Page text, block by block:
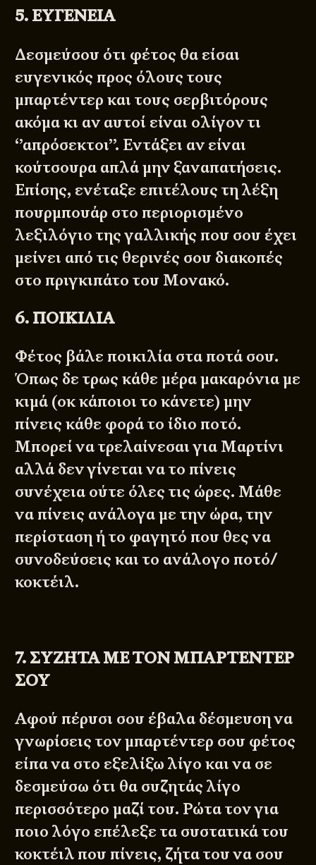
5. ΕΥΓΕΝΕΙΑ
Δεσμεύσου ότι φέτος θα είσαι
ευγενικός προς όλους τους
μπαρτέντερ και τους σερβιτόρους
ακόμα κι αν αυτοί είναι ολίγον τι
‘’απρόσεκτοι’’. Εντάξει αν είναι
κούτσουρα απλά μην ξαναπατήσεις.
Επίσης, ενέταξε επιτέλους τη λέξη
πουρμπουάρ στο περιορισμένο
λεξιλόγιο της γαλλικής που σου έχει
μείνει από τις θερινές σου διακοπές
στο πριγκιπάτο του Μονακό.
6. ΠΟΙΚΙΛΙΑ
Φέτος βάλε ποικιλία στα ποτά σου.
Όπως δε τρως κάθε μέρα μακαρόνια με
κιμά (οκ κάποιοι το κάνετε) μην
πίνεις κάθε φορά το ίδιο ποτό.
Μπορεί να τρελαίνεσαι για Μαρτίνι
αλλά δεν γίνεται να το πίνεις
συνέχεια ούτε όλες τις ώρες. Μάθε
να πίνεις ανάλογα με την ώρα, την
περίσταση ή το φαγητό που θες να
συνοδεύσεις και το ανάλογο ποτό/
κοκτέιλ.
7. ΣΥΖΗΤΑ ΜΕ ΤΟΝ ΜΠΑΡΤΕΝΤΕΡ
ΣΟΥ
Αφού πέρυσι σου έβαλα δέσμευση να
γνωρίσεις τον μπαρτέντερ σου φέτος
είπα να στο εξελίξω λίγο και να σε
δεσμεύσω ότι θα συζητάς λίγο
περισσότερο μαζί του. Ρώτα τον για
ποιο λόγο επέλεξε τα συστατικά του
κοκτέιλ που πίνεις, ζήτα του να σου